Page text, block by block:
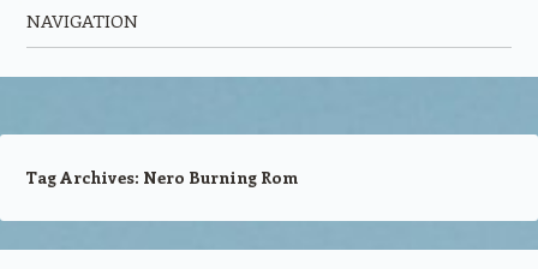
NAVIGATION
Tag Archives: Nero Burning Rom